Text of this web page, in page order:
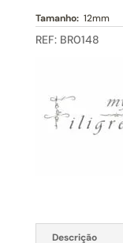
Tamanho:12mm
REF: BR0148
Descrição